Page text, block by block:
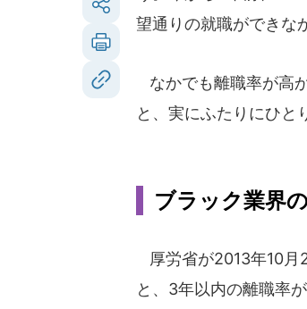
望通りの就職ができな
なかでも離職率が高
と、実にふたりにひと
ブラック業界
厚労省が2013年10月
と、3年以内の離職率